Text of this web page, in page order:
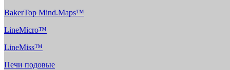
BakerTop Mind.Maps™
LineMicro™
LineMiss™
Печи подовые